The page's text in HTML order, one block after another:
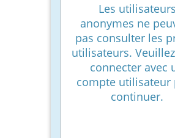
Les utilisateurs
anonymes ne
pas consulter les
utilisateurs.
connecter avec
compte utilisateur
continuer.